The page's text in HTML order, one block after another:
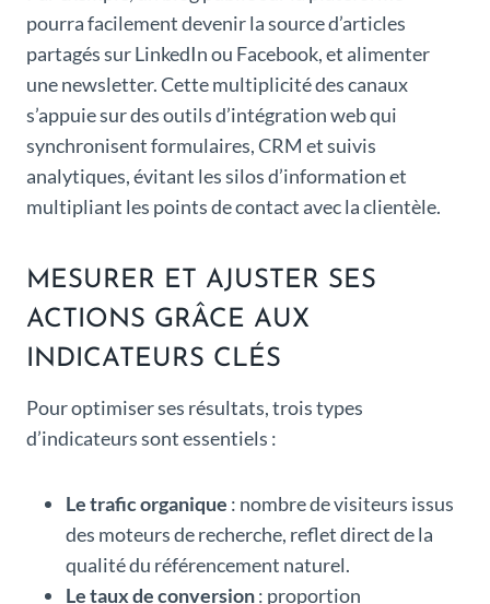
pourra facilement devenir la source d’articles
partagés sur LinkedIn ou Facebook, et alimenter
une newsletter. Cette multiplicité des canaux
s’appuie sur des outils d’intégration web qui
synchronisent formulaires, CRM et suivis
analytiques, évitant les silos d’information et
multipliant les points de contact avec la clientèle.
MESURER ET AJUSTER SES
ACTIONS GRÂCE AUX
INDICATEURS CLÉS
Pour optimiser ses résultats, trois types
d’indicateurs sont essentiels :
Le trafic organique : nombre de visiteurs issus
des moteurs de recherche, reflet direct de la
qualité du référencement naturel.
Le taux de conversion: proportion